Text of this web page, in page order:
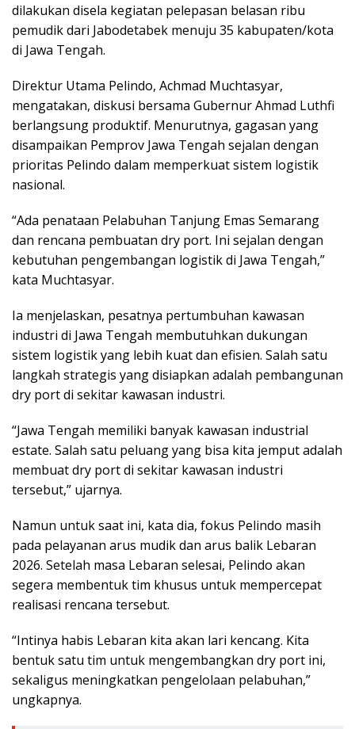
dilakukan disela kegiatan pelepasan belasan ribu
pemudik dari Jabodetabek menuju 35 kabupaten/kota
di Jawa Tengah.
Direktur Utama Pelindo, Achmad Muchtasyar,
mengatakan, diskusi bersama Gubernur Ahmad Luthfi
berlangsung produktif. Menurutnya, gagasan yang
disampaikan Pemprov Jawa Tengah sejalan dengan
prioritas Pelindo dalam memperkuat sistem logistik
nasional.
“Ada penataan Pelabuhan Tanjung Emas Semarang
dan rencana pembuatan dry port. Ini sejalan dengan
kebutuhan pengembangan logistik di Jawa Tengah,”
kata Muchtasyar.
Ia menjelaskan, pesatnya pertumbuhan kawasan
industri di Jawa Tengah membutuhkan dukungan
sistem logistik yang lebih kuat dan efisien. Salah satu
langkah strategis yang disiapkan adalah pembangunan
dry port di sekitar kawasan industri.
“Jawa Tengah memiliki banyak kawasan industrial
estate. Salah satu peluang yang bisa kita jemput adalah
membuat dry port di sekitar kawasan industri
tersebut,” ujarnya.
Namun untuk saat ini, kata dia, fokus Pelindo masih
pada pelayanan arus mudik dan arus balik Lebaran
2026. Setelah masa Lebaran selesai, Pelindo akan
segera membentuk tim khusus untuk mempercepat
realisasi rencana tersebut.
“Intinya habis Lebaran kita akan lari kencang. Kita
bentuk satu tim untuk mengembangkan dry port ini,
sekaligus meningkatkan pengelolaan pelabuhan,”
ungkapnya.